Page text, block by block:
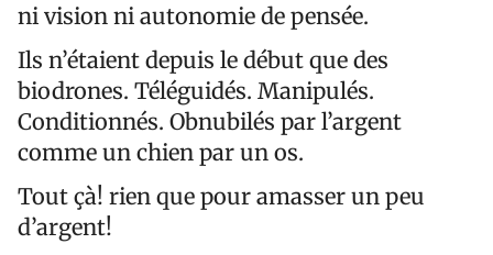
ni vision ni autonomie de pensée.
Ils n’étaient depuis le début que des
biodrones. Téléguidés. Manipulés.
Conditionnés. Obnubilés par l’argent
comme un chien par un os.
Tout çà! rien que pour amasser un peu
d’argent!